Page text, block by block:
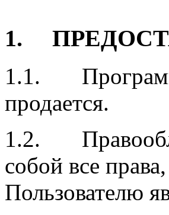
1.
1.1.
продается.
1.2.
собой все
Пользователю